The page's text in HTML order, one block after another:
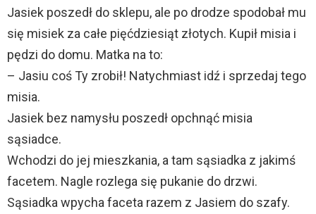
Jasiek poszedł do sklepu, ale po drodze spodobał mu
się misiek za całe pięćdziesiąt złotych. Kupił misia i
pędzi do domu. Matka na to:
– Jasiu coś Ty zrobił! Natychmiast idź i sprzedaj tego
misia.
Jasiek bez namysłu poszedł opchnąć misia
sąsiadce.
Wchodzi do jej mieszkania, a tam sąsiadka z jakimś
facetem. Nagle rozlega się pukanie do drzwi.
Sąsiadka wpycha faceta razem z Jasiem do szafy.